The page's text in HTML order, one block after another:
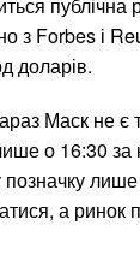
з Forbes і
доларів.
Маск не є
о 16:30 за
лише
а ринок